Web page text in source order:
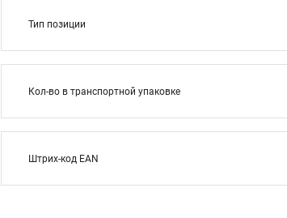
Тип позиции
Кол-во в транспортной упаковке
Штрих-код EAN